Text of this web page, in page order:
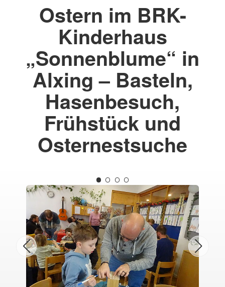
Ostern im BRK-
Kinderhaus
„Sonnenblume“ in
Alxing – Basteln,
Hasenbesuch,
Frühstück und
Osternestsuche